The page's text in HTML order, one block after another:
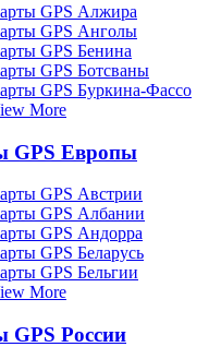
GPS Алжира
GPS Анголы
GPS Бенина
GPS Ботсваны
GPS Буркина-Фассо
More
GPS Европы
GPS Австрии
GPS Албании
GPS Андорра
GPS Беларусь
GPS Бельгии
More
GPS России